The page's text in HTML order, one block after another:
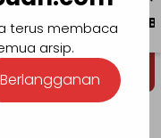
Boltim
Selamat
terus membaca
arsip.
Berlangganan